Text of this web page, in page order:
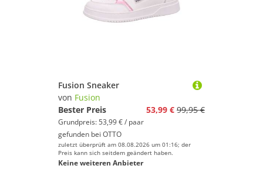
Fusion Sneaker
von Fusion
Bester Preis
53,99 € 99,95 €
Grundpreis: 53,99 € / paar
gefunden bei OTTO
zuletzt überprüft am 08.08.2026 um 01:16; der
Preis kann sich seitdem geändert haben.
Keine weiteren Anbieter